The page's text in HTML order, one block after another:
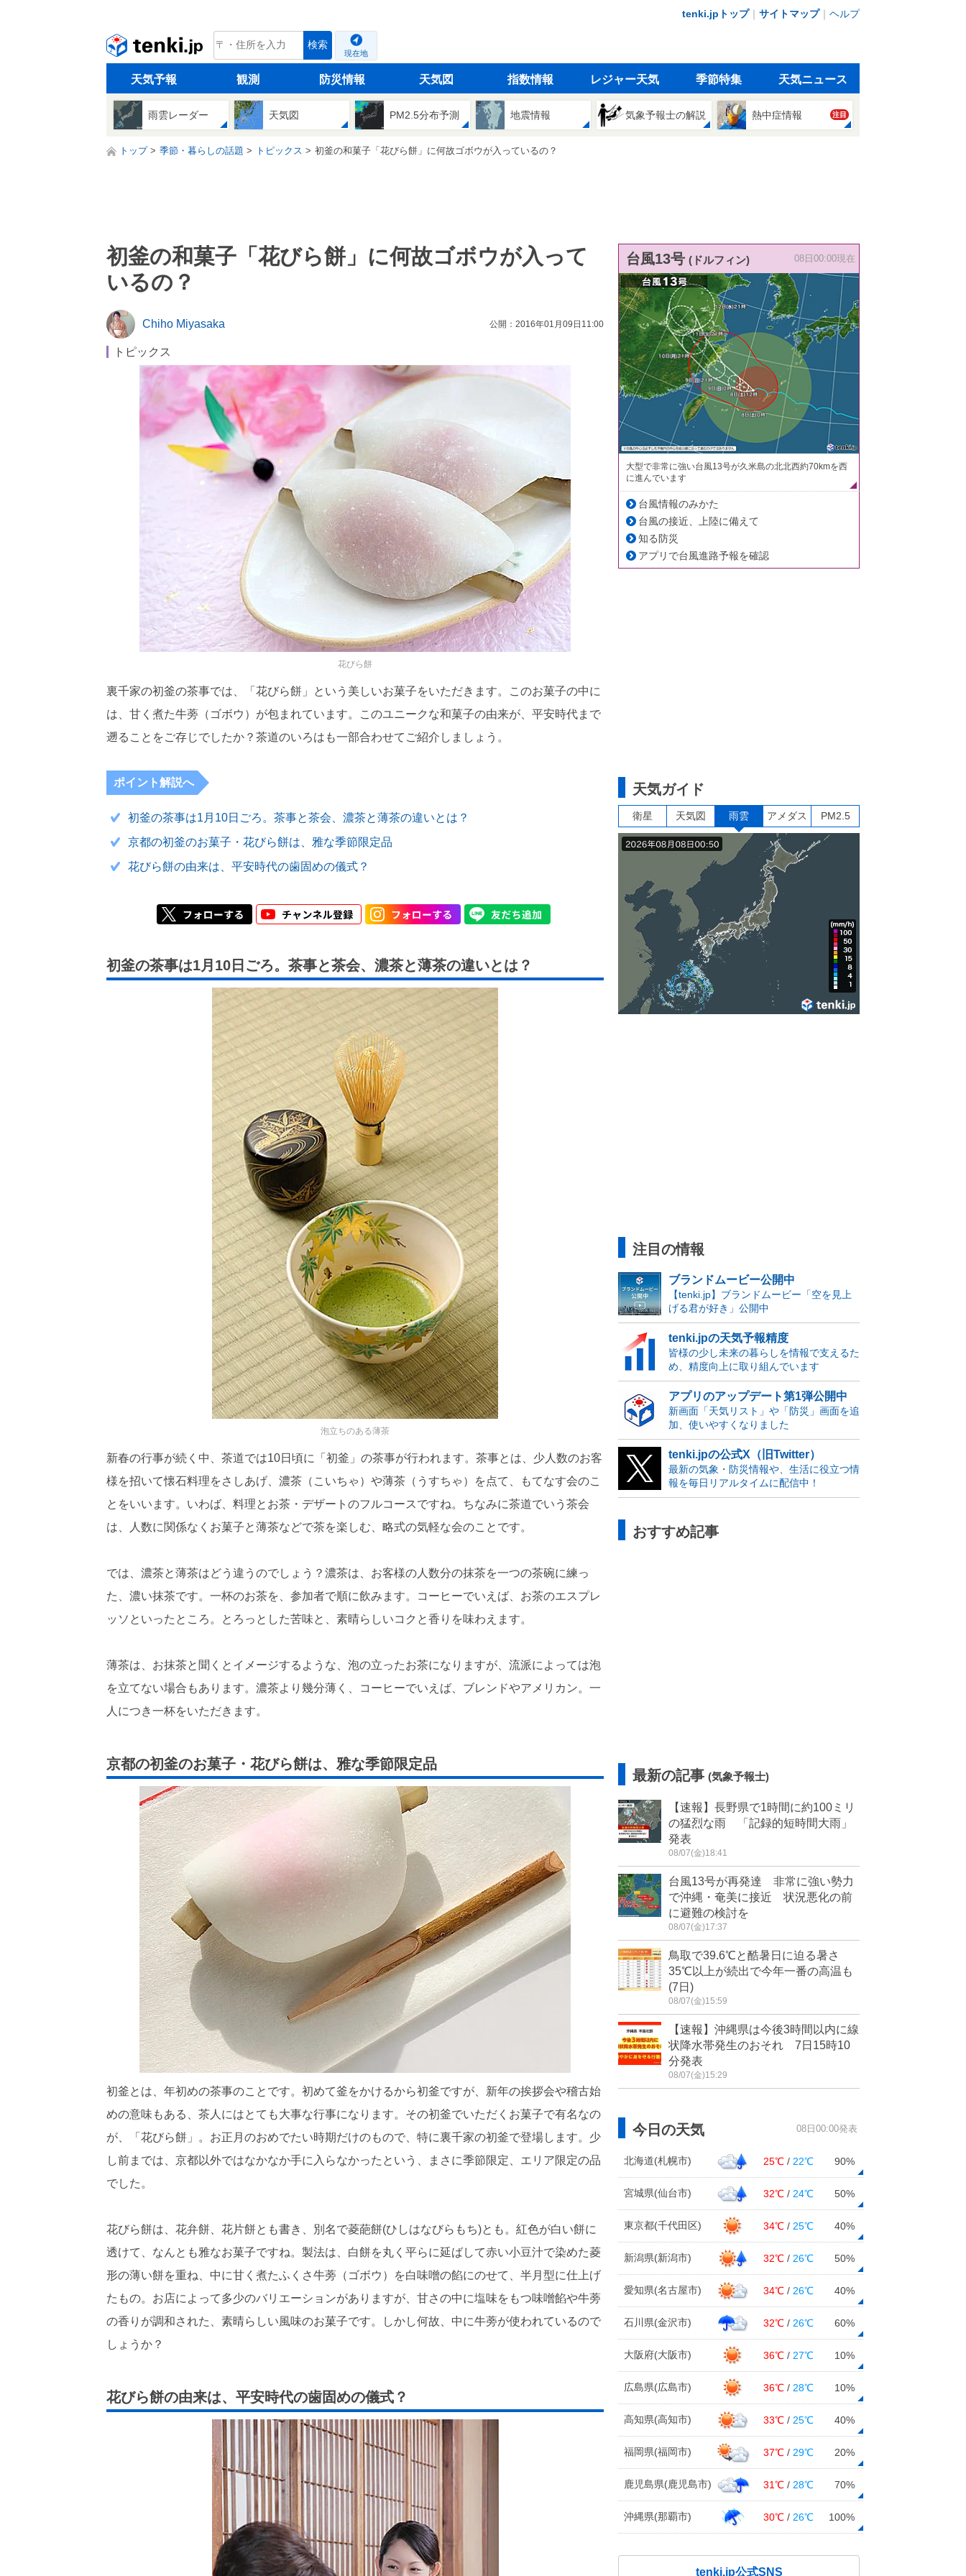
tenki.jpトップ｜ サイトマップ｜ ヘルプ
tenki.jp 検索
現在地
天気予報 観測 防災情報 天気図 指数情報 レジャー天気 季節特集 天気ニュース
雨雲レーダー 天気図 PM2.5分布予測 地震情報 気象予報士の解説 熱中症情報 注目
トップ 季節・暮らしの話題 トピックス 初釜の和菓子「花びら餅」に何故ゴボウが入っているの？
初釜の和菓子「花びら餅」に何故ゴボウが入って
いるの？
Chiho Miyasaka 公開：2016年01月09日11:00
トピックス
花びら餅
裏千家の初釜の茶事では、「花びら餅」という美しいお菓子をいただきます。このお菓子の中に
は、甘く煮た牛蒡（ゴボウ）が包まれています。このユニークな和菓子の由来が、平安時代まで
遡ることをご存じでしたか？茶道のいろはも一部合わせてご紹介しましょう。
ポイント解説へ
初釜の茶事は1月10日ごろ。茶事と茶会、濃茶と薄茶の違いとは？
京都の初釜のお菓子・花びら餅は、雅な季節限定品
花びら餅の由来は、平安時代の歯固めの儀式？
初釜の茶事は1月10日ごろ。茶事と茶会、濃茶と薄茶の違いとは？
泡立ちのある薄茶
新春の行事が続く中、茶道では10日頃に「初釜」の茶事が行われます。茶事とは、少人数のお客
様を招いて懐石料理をさしあげ、濃茶（こいちゃ）や薄茶（うすちゃ）を点て、もてなす会のこ
とをいいます。いわば、料理とお茶・デザートのフルコースですね。ちなみに茶道でいう茶会
は、人数に関係なくお菓子と薄茶などで茶を楽しむ、略式の気軽な会のことです。
では、濃茶と薄茶はどう違うのでしょう？濃茶は、お客様の人数分の抹茶を一つの茶碗に練っ
た、濃い抹茶です。一杯のお茶を、参加者で順に飲みます。コーヒーでいえば、お茶のエスプレ
ッソといったところ。とろっとした苦味と、素晴らしいコクと香りを味わえます。
薄茶は、お抹茶と聞くとイメージするような、泡の立ったお茶になりますが、流派によっては泡
を立てない場合もあります。濃茶より幾分薄く、コーヒーでいえば、ブレンドやアメリカン。一
人につき一杯をいただきます。
京都の初釜のお菓子・花びら餅は、雅な季節限定品
初釜とは、年初めの茶事のことです。初めて釜をかけるから初釜ですが、新年の挨拶会や稽古始
めの意味もある、茶人にはとても大事な行事になります。その初釜でいただくお菓子で有名なの
が、「花びら餅」。お正月のおめでたい時期だけのもので、特に裏千家の初釜で登場します。少
し前までは、京都以外ではなかなか手に入らなかったという、まさに季節限定、エリア限定の品
でした。
花びら餅は、花弁餅、花片餅とも書き、別名で菱葩餅(ひしはなびらもち)とも。紅色が白い餅に
透けて、なんとも雅なお菓子ですね。製法は、白餅を丸く平らに延ばして赤い小豆汁で染めた菱
形の薄い餅を重ね、中に甘く煮たふくさ牛蒡（ゴボウ）を白味噌の餡にのせて、半月型に仕上げ
たもの。お店によって多少のバリエーションがありますが、甘さの中に塩味をもつ味噌餡や牛蒡
の香りが調和された、素晴らしい風味のお菓子です。しかし何故、中に牛蒡が使われているので
しょうか？
花びら餅の由来は、平安時代の歯固めの儀式？
台風13号 (ドルフィン) 08日00:00現在
大型で非常に強い台風13号が久米島の北北西約70kmを西
に進んでいます
台風情報のみかた
台風の接近、上陸に備えて
知る防災
アプリで台風進路予報を確認
天気ガイド
衛星 天気図 雨雲 アメダス PM2.5
注目の情報
ブランドムービー公開中
【tenki.jp】ブランドムービー「空を見上
げる君が好き」公開中
tenki.jpの天気予報精度
皆様の少し未来の暮らしを情報で支えるた
め、精度向上に取り組んでいます
アプリのアップデート第1弾公開中
新画面「天気リスト」や「防災」画面を追
加、使いやすくなりました
tenki.jpの公式X（旧Twitter）
最新の気象・防災情報や、生活に役立つ情
報を毎日リアルタイムに配信中！
おすすめ記事
最新の記事 (気象予報士)
【速報】長野県で1時間に約100ミリ
の猛烈な雨 「記録的短時間大雨」
発表
08/07(金)18:41
台風13号が再発達 非常に強い勢力
で沖縄・奄美に接近 状況悪化の前
に避難の検討を
08/07(金)17:37
鳥取で39.6℃と酷暑日に迫る暑さ
35℃以上が続出で今年一番の高温も
(7日)
08/07(金)15:59
【速報】沖縄県は今後3時間以内に線
状降水帯発生のおそれ 7日15時10
分発表
08/07(金)15:29
今日の天気 08日00:00発表
北海道(札幌市) 25℃ / 22℃ 90%
宮城県(仙台市) 32℃ / 24℃ 50%
東京都(千代田区) 34℃ / 25℃ 40%
新潟県(新潟市) 32℃ / 26℃ 50%
愛知県(名古屋市) 34℃ / 26℃ 40%
石川県(金沢市) 32℃ / 26℃ 60%
大阪府(大阪市) 36℃ / 27℃ 10%
広島県(広島市) 36℃ / 28℃ 10%
高知県(高知市) 33℃ / 25℃ 40%
福岡県(福岡市) 37℃ / 29℃ 20%
鹿児島県(鹿児島市) 31℃ / 28℃ 70%
沖縄県(那覇市) 30℃ / 26℃ 100%
tenki.jp公式SNS